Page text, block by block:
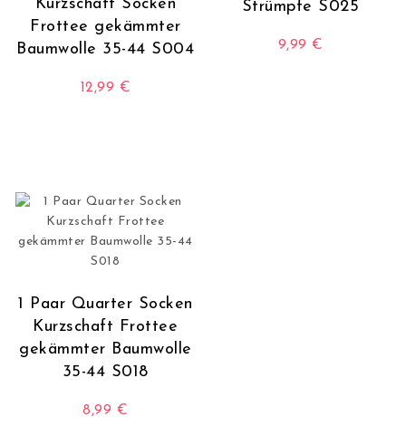
Kurzschaft Socken
Frottee gekämmter
Baumwolle 35-44 S004
12,99 €
Strümpfe S025
9,99 €
1 Paar Quarter Socken
Kurzschaft Frottee
gekämmter Baumwolle
35-44 S018
8,99 €